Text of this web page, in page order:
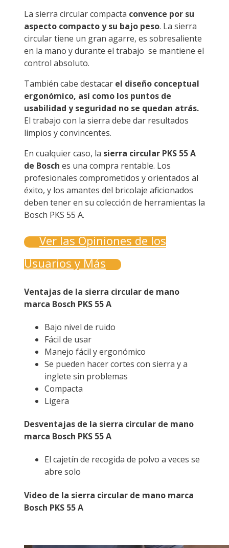
La sierra circular compacta convence por su
aspecto compacto y su bajo peso. La sierra
circular tiene un gran agarre, es sobresaliente
en la mano y durante el trabajo se mantiene el
control absoluto.
También cabe destacar el diseño conceptual
ergonómico, así como los puntos de
usabilidad y seguridad no se quedan atrás.
El trabajo con la sierra debe dar resultados
limpios y convincentes.
En cualquier caso, la sierra circular PKS 55 A
de Bosch es una compra rentable. Los
profesionales comprometidos y orientados al
éxito, y los amantes del bricolaje aficionados
deben tener en su colección de herramientas la
Bosch PKS 55 A.
Ver las Opiniones de los
Usuarios y Más
Ventajas de la sierra circular de mano
marca Bosch PKS 55 A
Bajo nivel de ruido
Fácil de usar
Manejo fácil y ergonómico
Se pueden hacer cortes con sierra y a
inglete sin problemas
Compacta
Ligera
Desventajas de la sierra circular de mano
marca Bosch PKS 55 A
El cajetín de recogida de polvo a veces se
abre solo
Video de la sierra circular de mano marca
Bosch PKS 55 A